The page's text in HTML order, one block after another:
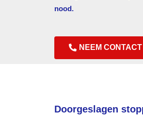
nood.
NEEM CONTACT
Doorgeslagen